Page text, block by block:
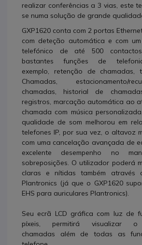
realizar conferências a 3 vias, este
se numa solução de grande
GXP1620 conta com 2 portas
com deteção automática e com
telefónico de até 500
bastantes funções de
exemplo, retenção de chamadas,
Chamadas, estacionamento/
chamadas, historial de
registros, marcação automática ao
chamada com música
qualidade de som melhorou em
telefones IP, por sua vez, o altavoz
com uma cancelação avançada de
excelente desempenho no
sobreposições. O utilizador poderá
claras e nítidas também através
Plantronics (já que o GXP1620
EHS para auriculares Plantronics).
Seu ecrã LCD gráfica com luz de
píxeis, permitirá visualizar
chamadas além de todas as